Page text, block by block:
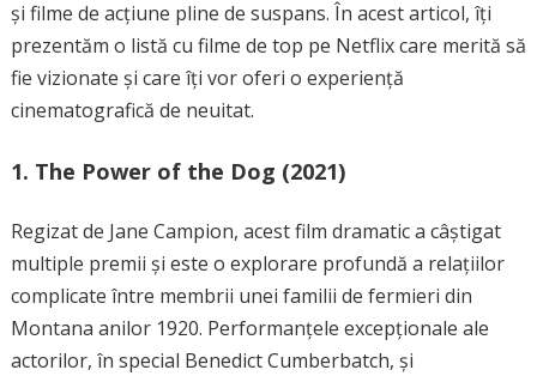
și filme de acțiune pline de suspans. În acest articol, îți
prezentăm o listă cu filme de top pe Netflix care merită să
fie vizionate și care îți vor oferi o experiență
cinematografică de neuitat.
1. The Power of the Dog (2021)
Regizat de Jane Campion, acest film dramatic a câștigat
multiple premii și este o explorare profundă a relațiilor
complicate între membrii unei familii de fermieri din
Montana anilor 1920. Performanțele excepționale ale
actorilor, în special Benedict Cumberbatch, și